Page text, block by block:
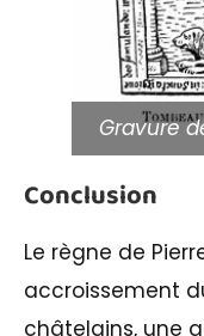
Gravure
Conclusion
Le règne de
accroissement
châtelains, une